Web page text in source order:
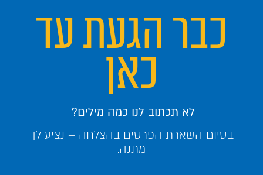
כבר הגעת עד
כאן
לא תכתוב לנו כמה מילים?
בסיום השארת הפרטים בהצלחה – נציע לך
מתנה.